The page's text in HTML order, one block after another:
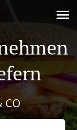
CO